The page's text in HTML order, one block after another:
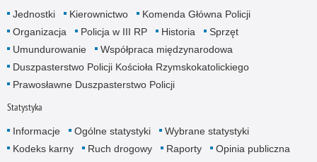
Jednostki Kierownictwo
Komenda Główna Policji
Organizacja
Policja w III RP Historia
Sprzęt
Umundurowanie
Współpraca międzynarodowa
Duszpasterstwo Policji Kościoła Rzymskokatolickiego
Prawosławne Duszpasterstwo Policji
Statystyka
Informacje Ogólne statystyki
Wybrane statystyki
Kodeks karny
Ruch drogowy Raporty Opinia publiczna